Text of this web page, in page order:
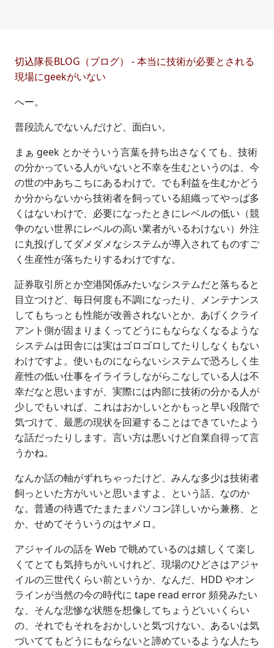
切込隊長BLOG（ブログ） - 本当に技術が必要とされる
現場にgeekがいない
へー。
普段読んでないんだけど、面白い。
まぁ geek とかそういう言葉を持ち出さなくても、技術
の分かっている人がいないと不幸を生むというのは、今
の世の中あちこちにあるわけで。でも利益を生むかどう
か分からないから技術者を飼っている組織ってやっぱ多
くはないわけで、必要になったときにレベルの低い（競
争のない世界にレベルの高い業者がいるわけない）外注
に丸投げしてダメダメなシステムが導入されてものすご
く生産性が落ちたりするわけですな。
証券取引所とか空港関係みたいなシステムだと落ちると
目立つけど、毎日何度も不調になったり、メンテナンス
してもちっとも性能が改善されないとか、あげくクライ
アント側が固まりまくってどうにもならなくなるような
システムは田舎には実はゴロゴロしてたりしなくもない
わけですよ。使いものにならないシステムで恐ろしく生
産性の低い仕事をイライラしながらこなしている人は不
幸だなと思いますが、実際には内部に技術の分かる人が
少しでもいれば、これはおかしいとかもっと早い段階で
気づけて、最悪の現状を回避することはできていたよう
な話だったりします。言い方は悪いけど自業自得って言
うかね。
なんか話の軸がずれちゃったけど、みんな多少は技術者
飼っといた方がいいと思いますよ、という話、なのか
な。普通の待遇でたまたまパソコン詳しいから兼務、と
か、せめてそういうのはヤメロ。
アジャイルの話を Web で眺めているのは嬉しくて楽し
くてとても気持ちがいいけれど、現場のひどさはアジャ
イルの三世代くらい前というか、なんだ、HDD やオン
ラインが当然の今の時代に tape read error 頻発みたい
な、そんな悲惨な状態を想像してちょうどいいくらい
の、それでもそれをおかしいと気づけない、あるいは気
づいててもどうにもならないと諦めているような人たち